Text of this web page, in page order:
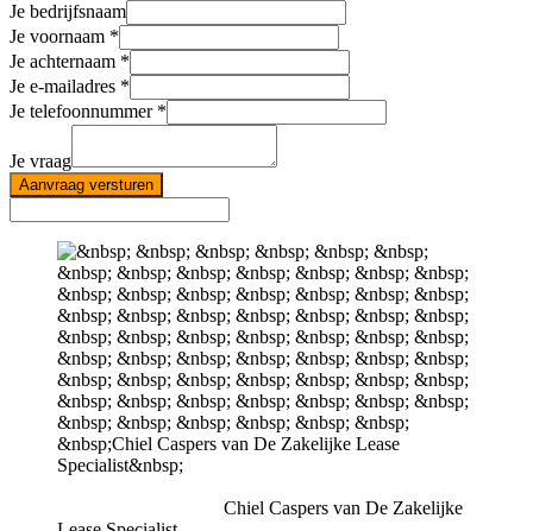
Je bedrijfsnaam
Je voornaam
Je achternaam
Je e-mailadres
Je telefoonnummer
Je vraag
Aanvraag versturen
Chiel Caspers van De Zakelijke